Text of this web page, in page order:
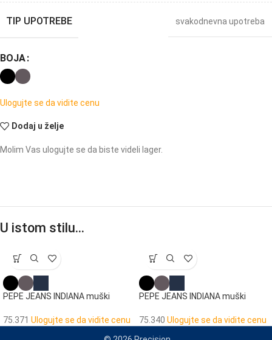
TIP UPOTREBE svakodnevna upotreba
BOJA
Ulogujte se da vidite cenu
Dodaj u želje
Molim Vas ulogujte se da biste videli lager.
U istom stilu…
PEPE JEANS INDIANA muški
75.371 Ulogujte se da vidite cenu
PEPE JEANS INDIANA muški
75.340 Ulogujte se da vidite cenu